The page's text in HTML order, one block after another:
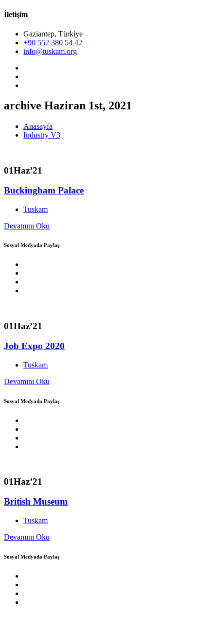
İletişim
Gaziantep, Türkiye
+90 552 380 54 42
info@tuskam.org
archive Haziran 1st, 2021
Anasayfa
Industry V3
01Haz’21
Buckingham Palace
Tuskam
Devamını Oku
Sosyal Medyada Paylaş
01Haz’21
Job Expo 2020
Tuskam
Devamını Oku
Sosyal Medyada Paylaş
01Haz’21
British Museum
Tuskam
Devamını Oku
Sosyal Medyada Paylaş